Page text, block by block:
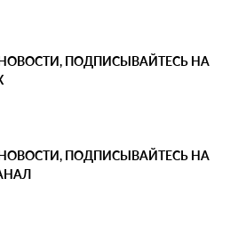
ПОДПИСЫВАЙТЕСЬ НА
ПОДПИСЫВАЙТЕСЬ НА